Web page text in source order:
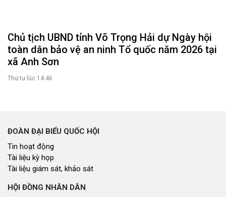
Chủ tịch UBND tỉnh Võ Trọng Hải dự Ngày hội
toàn dân bảo vệ an ninh Tổ quốc năm 2026 tại
xã Anh Sơn
Thứ tư lúc 14:46
ĐOÀN ĐẠI BIỂU QUỐC HỘI
Tin hoạt động
Tài liệu kỳ họp
Tài liệu giám sát, khảo sát
HỘI ĐỒNG NHÂN DÂN